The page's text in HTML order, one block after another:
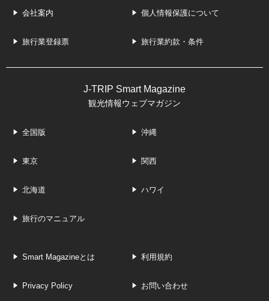
会社案内 個人情報保護について
旅行業登録票 旅行業約款・条件
J-TRIP Smart Magazine
観光情報ウェブマガジン
全国版 沖縄
東京 関西
北海道 ハワイ
旅行のマニュアル
Smart Magazineとは 利用規約
Privacy Policy お問い合わせ